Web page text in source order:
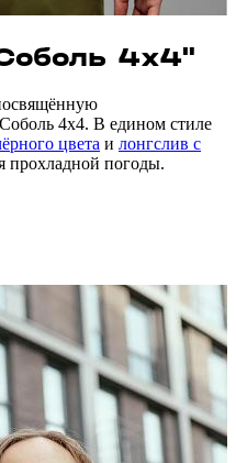
4х4"
4х4. В едином стиле
цвета и лонгслив с
прохладной погоды.